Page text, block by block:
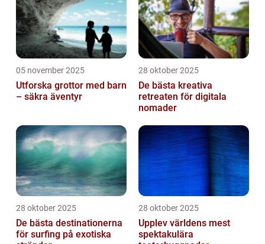
05 november 2025
Utforska grottor med barn
– säkra äventyr
28 oktober 2025
De bästa kreativa
retreaten för digitala
nomader
28 oktober 2025
De bästa destinationerna
för surfing på exotiska
28 oktober 2025
Upplev världens mest
spektakulära